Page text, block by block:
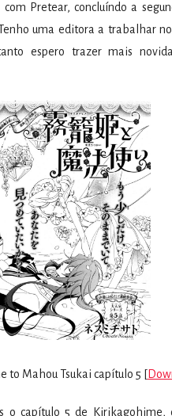
com Pretear, concluíndo a
uma editora a trabalhar
espero trazer mais
to Mahou Tsukai capítulo 5 [
o capítulo 5 de Kirikagohime,